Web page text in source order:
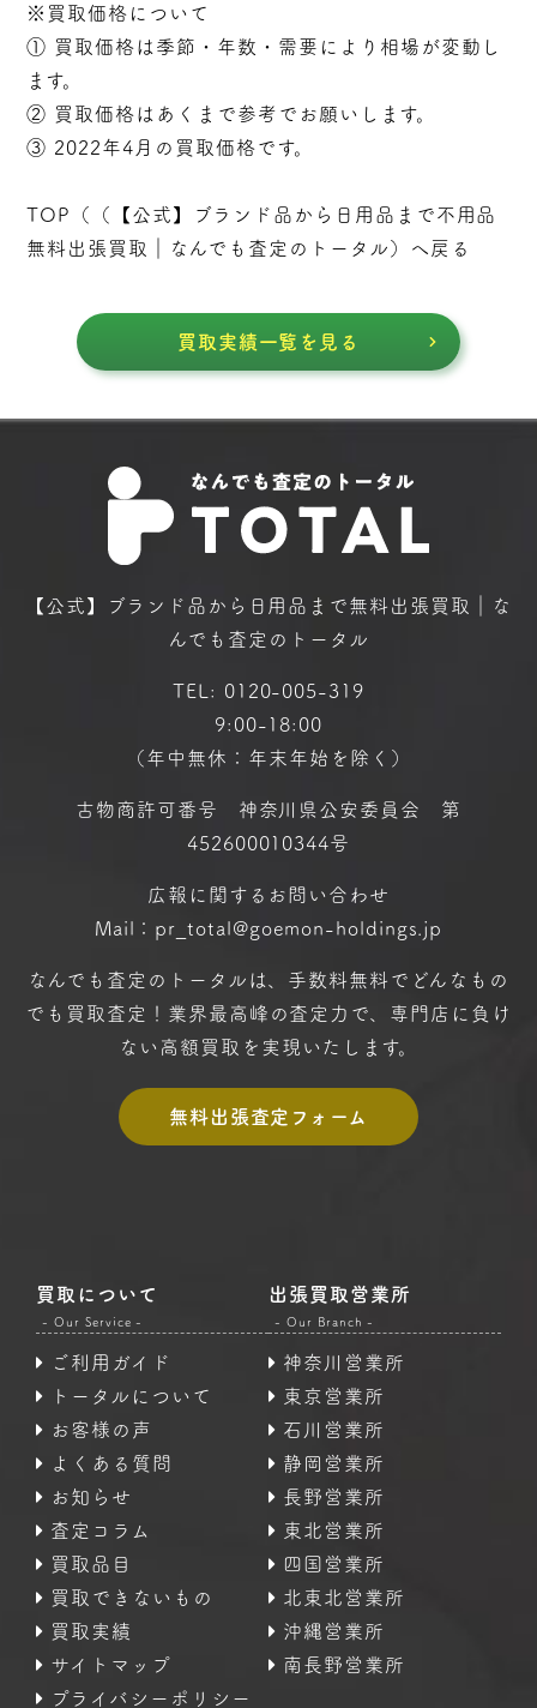
※買取価格について
① 買取価格は季節・年数・需要により相場が変動し
ます。
② 買取価格はあくまで参考でお願いします。
③ 2022年4月の買取価格です。
TOP（（
【公式】ブランド品から日用品まで不用品
無料出張買取｜なんでも査定のトータル ）へ戻る
買取実績一覧を見る
【公式】ブランド品から日用品まで無料出張買取｜な
んでも査定のトータル
TEL: 0120-005-319
9:00-18:00
（年中無休：年末年始を除く）
古物商許可番号 神奈川県公安委員会 第
452600010344号
広報に関するお問い合わせ
Mail：pr_total@goemon-holdings.jp
なんでも査定のトータルは、手数料無料で どんなもの
でも買取査定！ 業界最高峰の査定力で、専門店に 負け
ない高額買取を実現いたします。
無料出張査定フォーム
買取について
- Our Service -
ご利用ガイド
トータルについて
お客様の声
よくある質問
お知らせ
査定コラム
買取品目
買取できないもの
買取実績
サイトマップ
プライバシーポリシー
出張買取営業所
- Our Branch -
神奈川営業所
東京営業所
石川営業所
静岡営業所
長野営業所
東北営業所
四国営業所
北東北営業所
沖縄営業所
南長野営業所